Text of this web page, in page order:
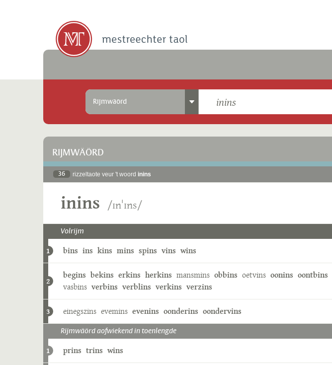
Rijmwäörd
RIJMWÄÖRD
36 rizzeltaote veur 't woord inins
inins /ɪnˈɪns/
Volrijm
1 bins ins kins mins spins vins wins
2
begins bekins erkins herkins mansmins obbins oetvins oonins oontbins
vasbins verbins verblins verkins verzins
3 einegszins evemins evenins oonderins oondervins
Rijmwäörd aofwiekend in toenlengde
1 prins trins wins